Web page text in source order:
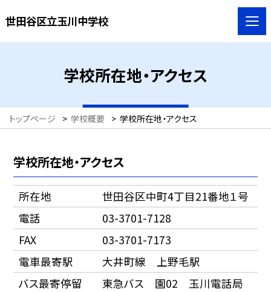
世田谷区立玉川中学校
学校所在地・アクセス
トップページ > 学校概要 > 学校所在地・アクセス
学校所在地・アクセス
所在地
世田谷区中町4丁目21番地１号
電話
03-3701-7128
FAX
03-3701-7173
電車最寄駅
大井町線 上野毛駅
バス最寄停留
東急バス 園02 玉川電話局